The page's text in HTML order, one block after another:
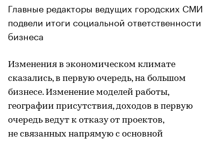
Главные редакторы ведущих городских СМИ
подвели итоги социальной ответственности
бизнеса
Изменения в экономическом климате
сказались, в первую очередь, на большом
бизнесе. Изменение моделей работы,
географии присутствия, доходов в первую
очередь ведут к отказу от проектов,
не связанных напрямую с основной